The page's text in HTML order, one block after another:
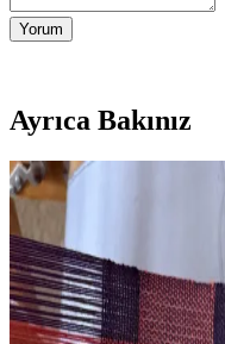
Yorum
Ayrıca Bakınız
Overshot Tekniğiyle
Tarihi, Özellikleri ve
Overshot dokuma,
bir yer tutan el dokuması
tekniktir. Bu örtülerin
detaylı şekilde ele